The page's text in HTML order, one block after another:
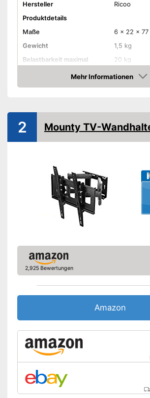
Hersteller
Ricoo
Produktdetails
Maße
6 x 22 x 77
Gewicht
1,5 kg
Belastbarkeit maximal
20 kg
Wandabstand maximal
450 mm
Schwenkbar
Vorteile
Kippen durch
Amazon Lieferzeit
Mehr Informationen
Amazon
2 Mounty TV-
2,925 Bewertungen
Amazon